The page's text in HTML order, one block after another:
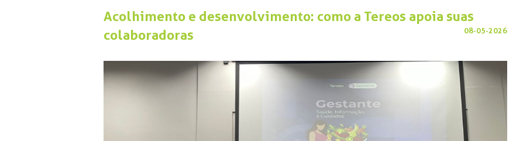
Acolhimento e desenvolvimento: como a Tereos apoia suas
colaboradoras
08-05-2026